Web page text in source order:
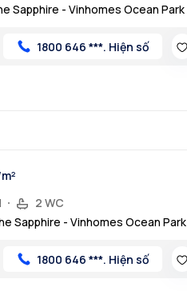
Sapphire - Vinhomes Ocean Park
1800 646 ***. Hiện số
2 WC
Sapphire - Vinhomes Ocean Park
1800 646 ***. Hiện số